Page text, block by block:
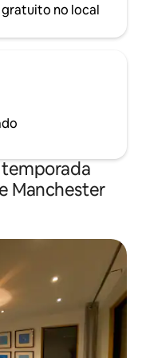
gratuito no local
Manchester